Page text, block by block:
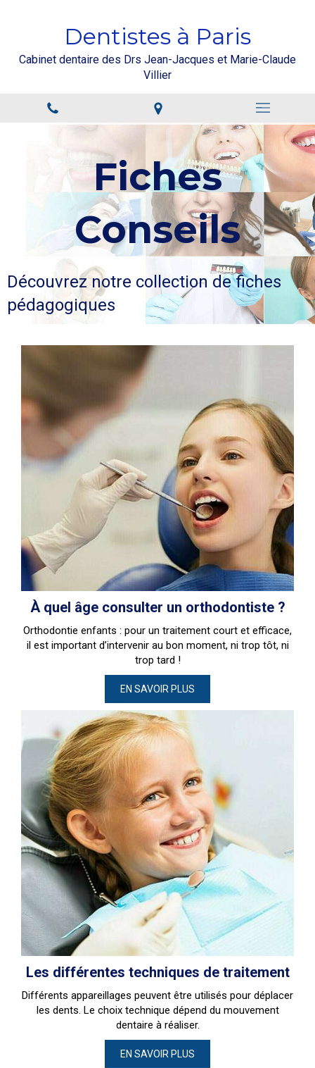
Dentistes à Paris
Cabinet dentaire des Drs Jean-Jacques et Marie-Claude
Villier
Fiches
Conseils
Découvrez notre collection de fiches
pédagogiques
À quel âge consulter un orthodontiste ?
Orthodontie enfants : pour un traitement court et efficace,
il est important d’intervenir au bon moment, ni trop tôt, ni
trop tard !
EN SAVOIR PLUS
Les différentes techniques de traitement
Différents appareillages peuvent être utilisés pour déplacer
les dents. Le choix technique dépend du mouvement
dentaire à réaliser.
EN SAVOIR PLUS